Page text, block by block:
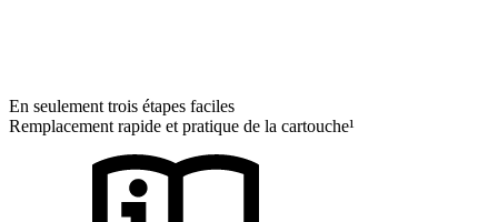
En seulement trois étapes faciles
Remplacement rapide et pratique de la cartouche¹